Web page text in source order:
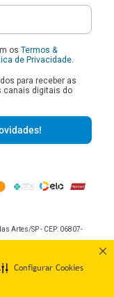
Configurar Cookies
os Termos &
de Privacidade
para receber as
canais digitais do
Artes/SP - CEP: 06807-